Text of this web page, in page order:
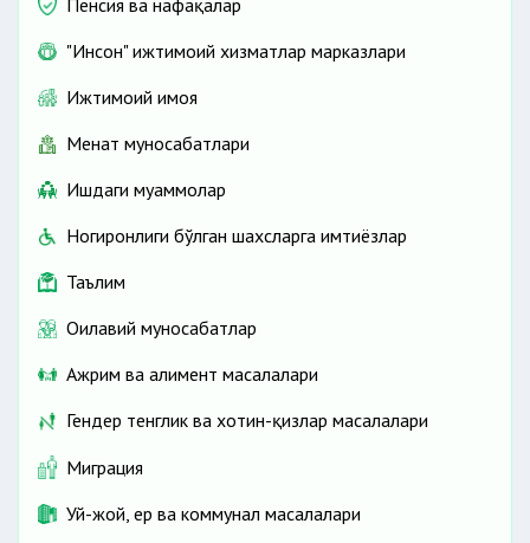
Пенсия ва нафақалар
"Инсон" ижтимоий хизматлар марказлари
Ижтимоий ҳимоя
Меҳнат муносабатлари
Ишдаги муаммолар
Ногиронлиги бўлган шахсларга имтиёзлар
Таълим
Оилавий муносабатлар
Ажрим ва алимент масалалари
Гендер тенглик ва хотин-қизлар масалалари
Миграция
Уй-жой, ер ва коммунал масалалари